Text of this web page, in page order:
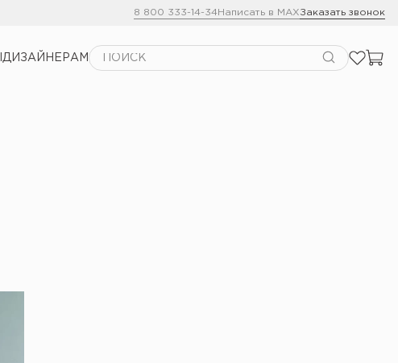
8 800 333-14-34Написать в MAXЗаказать звонок
ДИЗАЙНЕРАМ